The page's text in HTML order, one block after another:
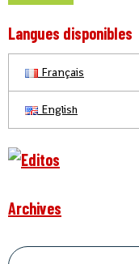
Langues disponibles
Français
English
Archives